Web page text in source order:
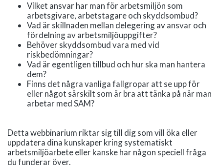
Vilket ansvar har man för arbetsmiljön som
arbetsgivare, arbetstagare och skyddsombud?
Vad är skillnaden mellan delegering av ansvar och
fördelning av arbetsmiljöuppgifter?
Behöver skyddsombud vara med vid
riskbedömningar?
Vad är egentligen tillbud och hur ska man hantera
dem?
Finns det några vanliga fallgropar att se upp för
eller något särskilt som är bra att tänka på när man
arbetar med SAM?
Detta webbinarium riktar sig till dig som vill öka eller
uppdatera dina kunskaper kring systematiskt
arbetsmiljöarbete eller kanske har någon speciell fråga
du funderar över.